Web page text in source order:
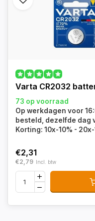
Varta CR2032
73 op voorraad
Op werkdagen voor
besteld, dezelfde dag
Korting: 10x-10% - 20x-
€2,31
€2,79 Incl. btw